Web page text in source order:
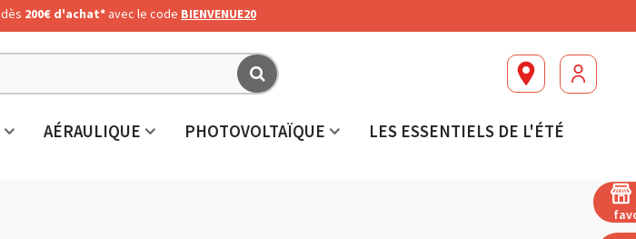
dès 200€ d'achat* avec le code BIENVENUE20
AÉRAULIQUE PHOTOVOLTAÏQUE
LES ESSENTIELS DE L'ÉTÉ